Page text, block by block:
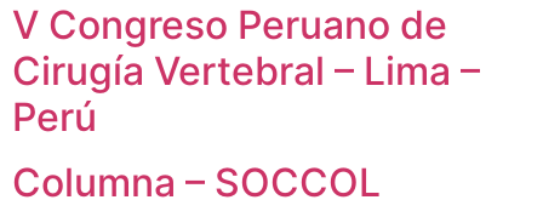
V Congreso Peruano de
Cirugía Vertebral – Lima –
Perú
Columna – SOCCOL